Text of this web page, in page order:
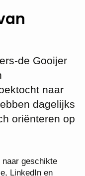
de Gooijer
naar
dagelijks
oriënteren op
geschikte
LinkedIn en